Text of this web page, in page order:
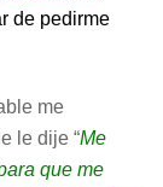
de pedirme
me
le dije “Me
que me